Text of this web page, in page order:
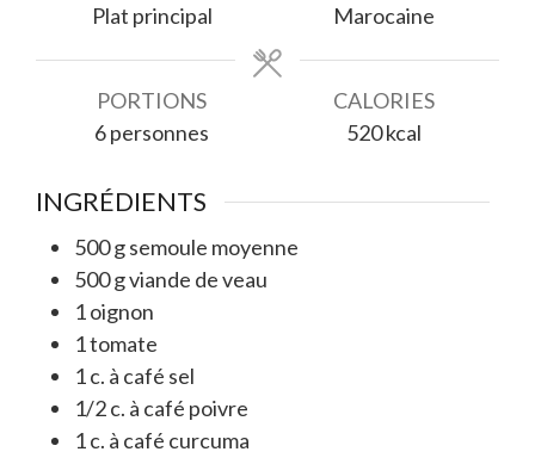
Plat principal
Marocaine
PORTIONS
6personnes
CALORIES
520 kcal
INGRÉDIENTS
500gsemoule moyenne
500gviande de veau
1oignon
1tomate
1c. à café sel
1/2c. à café poivre
1c. à café curcuma